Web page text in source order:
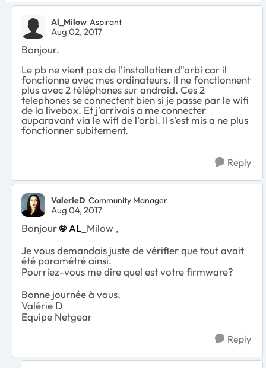
Al_Milow Aspirant
Aug 02, 2017
Bonjour.
Le pb ne vient pas de l'installation d"orbi car il
fonctionne avec mes ordinateurs. Il ne fonctionnent
plus avec 2 téléphones sur android. Ces 2
telephones se connectent bien si je passe par le wifi
de la livebox. Et j'arrivais a me connecter
auparavant via le wifi de l'orbi. Il s'est mis a ne plus
fonctionner subitement.
Reply
ValerieD Community Manager
Aug 04, 2017
Bonjour AL _Milow ,
Je vous demandais juste de vérifier que tout avait
été paramétré ainsi.
Pourriez-vous me dire quel est votre firmware?
Bonne journée à vous,
Valérie D
Equipe Netgear
Reply